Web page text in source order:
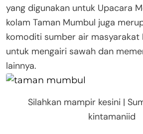
yang digunakan untuk Upacara
kolam Taman Mumbul juga
komoditi sumber air masyarakat
untuk mengairi sawah dan
lainnya.
Silahkan mampir kesini |
kintamaniid